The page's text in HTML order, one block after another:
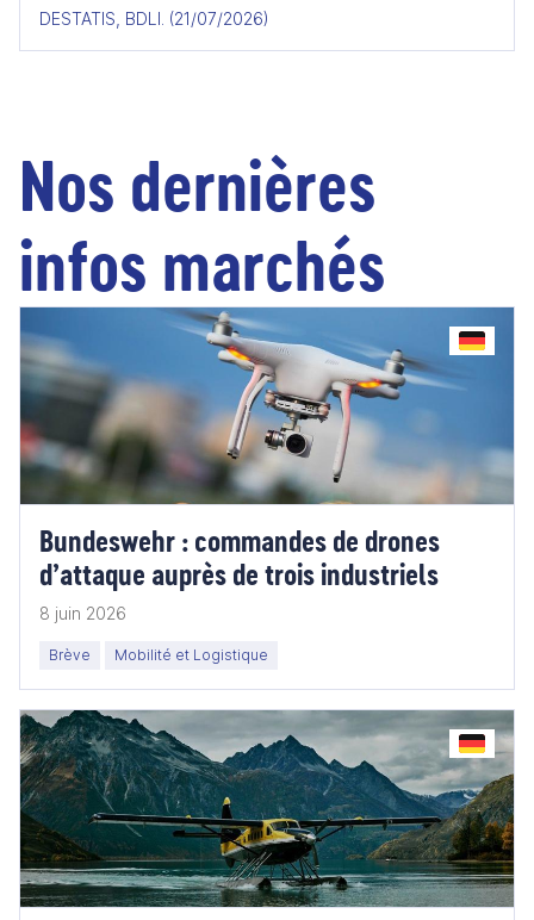
DESTATIS, BDLI. (21/07/2026)
Nos dernières
infos marchés
Bundeswehr : commandes de drones
d’attaque auprès de trois industriels
8 juin 2026
Brève Mobilité et Logistique